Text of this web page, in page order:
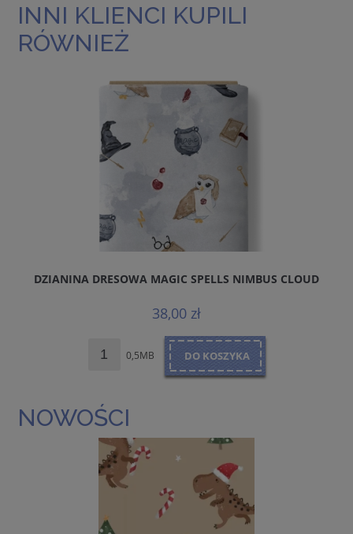
INNI KLIENCI KUPILI
RÓWNIEŻ
DZIANINA DRESOWA MAGIC SPELLS NIMBUS CLOUD
38,00 zł
0,5MB DO KOSZYKA
NOWOŚCI